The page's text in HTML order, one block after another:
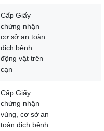
Cấp Giấy
chứng nhận
cơ sở an toàn
dịch bệnh
động vật trên
cạn
Cấp Giấy
chứng nhận
vùng, cơ sở an
toàn dịch bệnh